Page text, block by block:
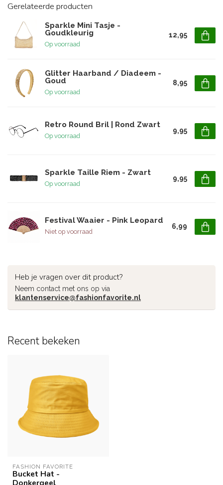
Gerelateerde producten
Sparkle Mini Tasje -
Goudkleurig
Op voorraad
12,95
Glitter Haarband / Diadeem -
Goud
Op voorraad
8,95
Retro Round Bril | Rond Zwart
Op voorraad
9,95
Sparkle Taille Riem - Zwart
Op voorraad
9,95
Festival Waaier - Pink Leopard
Niet op voorraad
6,99
Heb je vragen over dit product?
Neem contact met ons op via
klantenservice@fashionfavorite.nl
Recent bekeken
FASHION FAVORITE
Bucket Hat -
Donkergeel